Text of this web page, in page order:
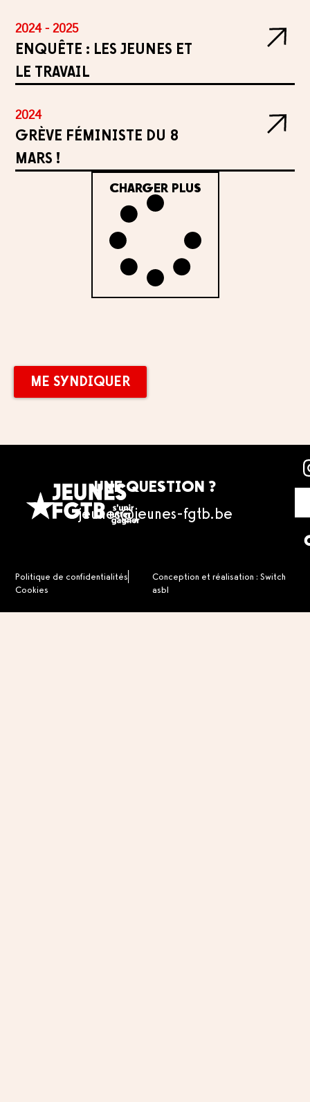
2024 - 2025
ENQUÊTE : LES JEUNES ET
LE TRAVAIL
2024
GRÈVE FÉMINISTE DU 8
MARS !
CHARGER PLUS
ME SYNDIQUER
ME SYNDIQUER
UNE QUESTION ?
jeunes@jeunes-fgtb.be
Politique de confidentialités
Cookies
Conception et réalisation : Switch
asbl